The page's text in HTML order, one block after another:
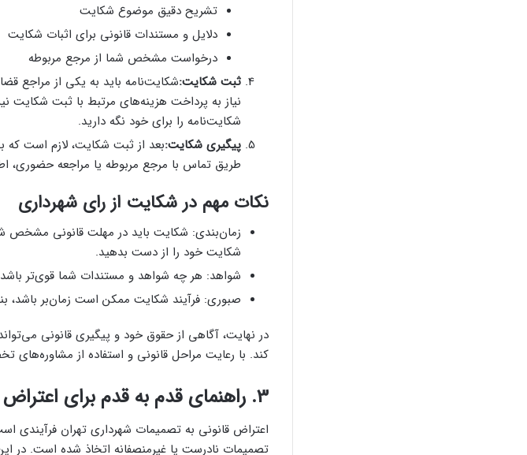
تشریح دقیق موضوع شکایت
دلایل و مستندات قانونی برای اثبات شکایت
درخواست مشخص شما از مرجع مربوطه
ثبت شکایت:شکایت‌نامه باید به یکی از مراجع
نیاز به پرداخت هزینه‌های مرتبط با ثبت شکایت
شکایت‌نامه را برای خود نگه دارید.
پیگیری شکایت:بعد از ثبت شکایت، لازم است که
طریق تماس با مرجع مربوطه یا مراجعه
نکات مهم در شکایت از رای شهرداری
زمان‌بندی: شکایت باید در مهلت قانونی
شکایت خود را از دست بدهید.
شواهد: هر چه شواهد و مستندات شما قوی‌تر
صبوری: فرآیند شکایت ممکن است زمان‌بر باشد،
در نهایت، آگاهی از حقوق خود و پیگیری قانونی
کند. با رعایت مراحل قانونی و استفاده از
3. راهنمای قدم به قدم برای اعتراض قانونی
اعتراض قانونی به تصمیمات شهرداری تهران فرآیندی
تصمیمات نادرست یا غیرمنصفانه اتخاذ شده است. در